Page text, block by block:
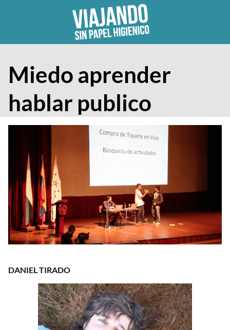
Miedo aprender
hablar publico
DANIEL TIRADO